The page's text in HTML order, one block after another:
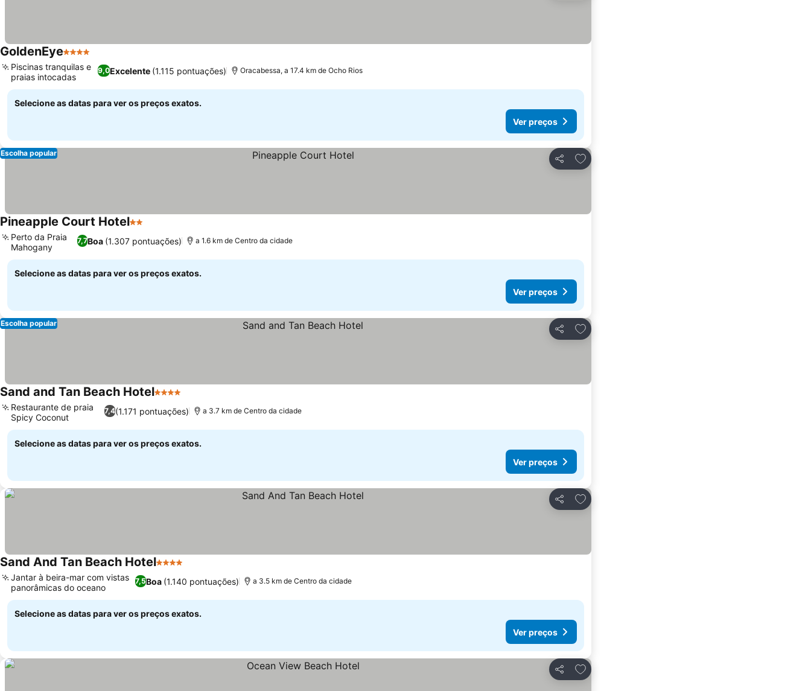
GoldenEye4 Estrelas
9,0Excelente (1.115 pontuações)
Piscinas tranquilas e
praias intocadas
Oracabessa, a 17.4 km de Ocho Rios
Selecione as datas para ver os preços exatos.
Ver preços
Partilhar
Adicionar aos favoritos
Escolha popular
Pineapple Court Hotel2 Estrelas
7,7Boa (1.307 pontuações)
Perto da Praia
Mahogany
a 1.6 km de Centro da cidade
Selecione as datas para ver os preços exatos.
Ver preços
Partilhar
Adicionar aos favoritos
Escolha popular
Sand and Tan Beach Hotel4 Estrelas
7,4(1.171 pontuações)
Restaurante de praia
Spicy Coconut
a 3.7 km de Centro da cidade
Selecione as datas para ver os preços exatos.
Ver preços
Partilhar
Adicionar aos favoritos
Sand And Tan Beach Hotel4 Estrelas
7,5Boa (1.140 pontuações)
Jantar à beira-mar com vistas
panorâmicas do oceano
a 3.5 km de Centro da cidade
Selecione as datas para ver os preços exatos.
Ver preços
Partilhar
Adicionar aos favoritos